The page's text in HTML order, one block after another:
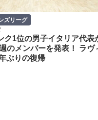
ズリーグ
ク1位の男子イタリア代表
のメンバーを発表！ ラヴ
ぶりの復帰